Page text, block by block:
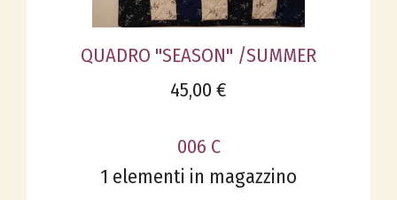
QUADRO "SEASON" /SUMMER
45,00 €
006 C
1 elementi in magazzino